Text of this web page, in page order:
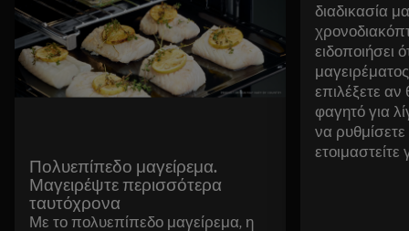
Πολυεπίπεδο μαγείρεμα.
Μαγειρέψτε περισσότερα
ταυτόχρονα
Με το πολυεπίπεδο μαγείρεμα, η
διαδικασία
ειδοποιήσει
επιλέξετε αν
φαγητό για
να
ετοιμαστείτε